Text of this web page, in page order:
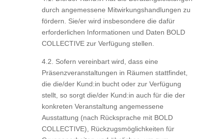
durch angemessene Mitwirkungshandlungen zu
fördern. Sie/er wird insbesondere die dafür
erforderlichen Informationen und Daten BOLD
COLLECTIVE zur Verfügung stellen.
4.2. Sofern vereinbart wird, dass eine
Präsenzveranstaltungen in Räumen stattfindet,
die die/der Kund:in bucht oder zur Verfügung
stellt, so sorgt die/der Kund:in auch für die der
konkreten Veranstaltung angemessene
Ausstattung (nach Rücksprache mit BOLD
COLLECTIVE), Rückzugsmöglichkeiten für